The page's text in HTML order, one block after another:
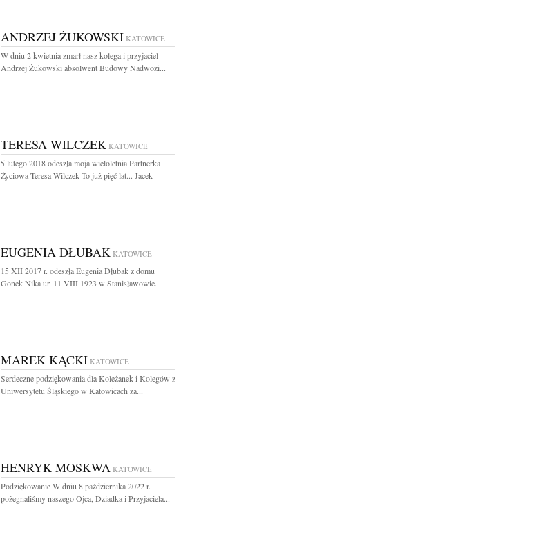
ANDRZEJ ŻUKOWSKI KATOWICE
W dniu 2 kwietnia zmarł nasz kolega i przyjaciel
Andrzej Żukowski absolwent Budowy Nadwozi...
TERESA WILCZEK KATOWICE
5 lutego 2018 odeszła moja wieloletnia Partnerka
Życiowa Teresa Wilczek To już pięć lat... Jacek
EUGENIA DŁUBAK KATOWICE
15 XII 2017 r. odeszła Eugenia Dłubak z domu
Gonek Nika ur. 11 VIII 1923 w Stanisławowie...
MAREK KĄCKI KATOWICE
Serdeczne podziękowania dla Koleżanek i Kolegów z
Uniwersytetu Śląskiego w Katowicach za...
HENRYK MOSKWA KATOWICE
Podziękowanie W dniu 8 października 2022 r.
pożegnaliśmy naszego Ojca, Dziadka i Przyjaciela...